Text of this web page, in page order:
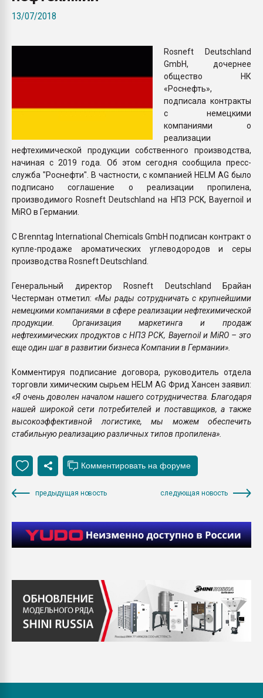
ПЕРЕЙТИ НА
13/07/2018
Rosneft Deutschland
GmbH, дочернее
общество НК
«Роснефть»,
подписала контракты
с немецкими
компаниями о
реализации
нефтехимической продукции собственного производства,
начиная с 2019 года. Об этом сегодня сообщила пресс-
служба "Роснефти". В частности, с компанией HELM AG было
подписано соглашение о реализации пропилена,
производимого Rosneft Deutschland на НПЗ PCK, Bayernoil и
MiRO в Германии.
С Brenntag International Chemicals GmbH подписан контракт о
купле-продаже ароматических углеводородов и серы
производства Rosneft Deutschland.
Генеральный директор Rosneft Deutschland Брайан
Честерман отметил: «Мы рады сотрудничать с крупнейшими
немецкими компаниями в сфере реализации нефтехимической
продукции. Организация маркетинга и продаж
нефтехимических продуктов с НПЗ PCK, Bayernoil и MiRO – это
еще один шаг в развитии бизнеса Компании в Германии».
Комментируя подписание договора, руководитель отдела
торговли химическим сырьем HELM AG Фрид Хансен заявил:
«Я очень доволен началом нашего сотрудничества. Благодаря
нашей широкой сети потребителей и поставщиков, а также
высокоэффективной логистике, мы можем обеспечить
стабильную реализацию различных типов пропилена».
предыдущая новость следующая новость